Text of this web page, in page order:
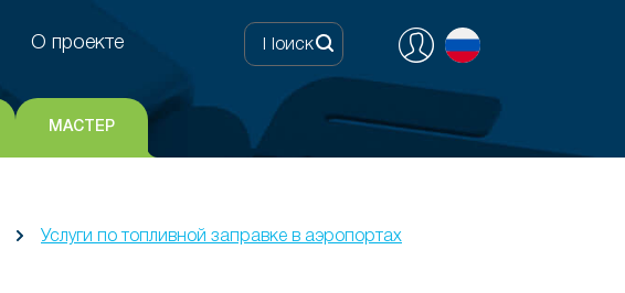
О проекте
МАСТЕР
Услуги по топливной заправке в аэропортах